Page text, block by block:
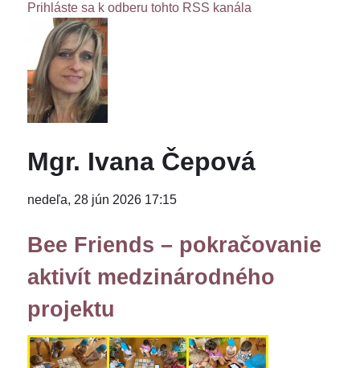
Prihláste sa k odberu tohto RSS kanála
Mgr. Ivana Čepová
nedeľa, 28 jún 2026 17:15
Bee Friends – pokračovanie
aktivít medzinárodného
projektu